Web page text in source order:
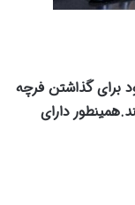
برای گذاشتن فرچه
دارای